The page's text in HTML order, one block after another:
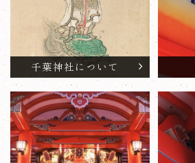
千葉神社について